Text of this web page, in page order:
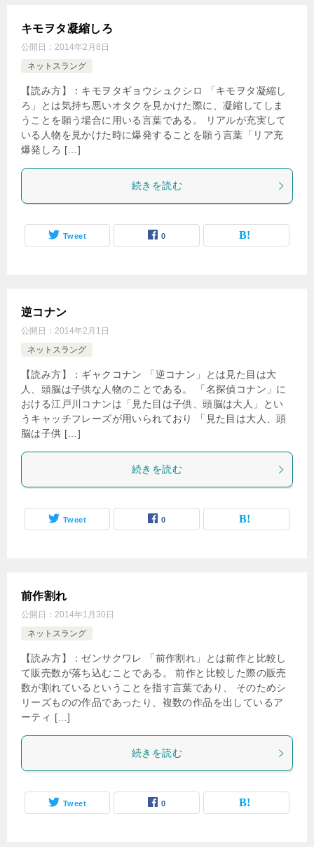
キモヲタ凝縮しろ
公開日： 2014年2月8日
ネットスラング
【読み方】：キモヲタギョウシュクシロ 「キモヲタ凝縮し
ろ」とは気持ち悪いオタクを見かけた際に、凝縮してしま
うことを願う場合に用いる言葉である。 リアルが充実して
いる人物を見かけた時に爆発することを願う言葉「リア充
爆発しろ […]
続きを読む
Tweet 0
逆コナン
公開日： 2014年2月1日
ネットスラング
【読み方】：ギャクコナン 「逆コナン」とは見た目は大
人、頭脳は子供な人物のことである。 「名探偵コナン」に
おける江戸川コナンは「見た目は子供、頭脳は大人」とい
うキャッチフレーズが用いられており 「見た目は大人、頭
脳は子供 […]
続きを読む
Tweet 0
前作割れ
公開日： 2014年1月30日
ネットスラング
【読み方】：ゼンサクワレ 「前作割れ」とは前作と比較し
て販売数が落ち込むことである。 前作と比較した際の販売
数が割れているということを指す言葉であり、 そのためシ
リーズものの作品であったり、複数の作品を出しているア
ーティ […]
続きを読む
Tweet 0